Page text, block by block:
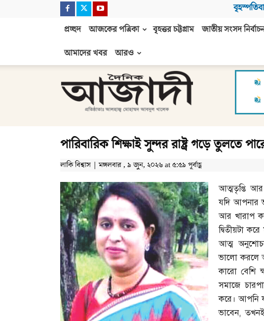
প্রচ্ছদ আজকের পত্রিকা বৃহত্তর চট্টগ্রাম জাতীয় সংসদ
আমাদের খবর
আরও
আজাদী
পারিবারিক শিক্ষাই সুন্দর রাষ্ট্র গড়ে তুলতে
লাকি বিশ্বাস | মঙ্গলবার , ৯ জুন, ২০২৬ at ৫:৫৯ পূর্বাহ্ণ
আত্মতৃপ্তি
যদি আপনার
আর খারাপ
দ্বিতীয়টা
আত্ম
ভালো করলে
কারো বেশি
সমাজে
করে। আপনি
ভাবেন,